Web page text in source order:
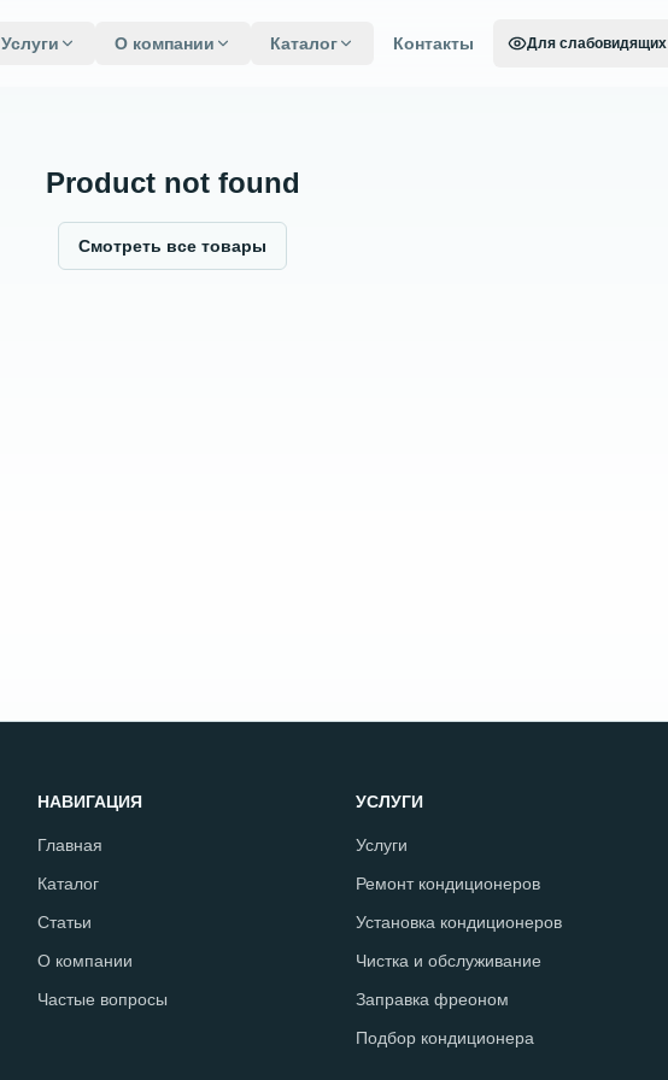
Услуги О компании Каталог Контакты Для слабовидящих
Product not found
Смотреть все товары
НАВИГАЦИЯ
Главная
Каталог
Статьи
О компании
Частые вопросы
УСЛУГИ
Услуги
Ремонт кондиционеров
Установка кондиционеров
Чистка и обслуживание
Заправка фреоном
Подбор кондиционера